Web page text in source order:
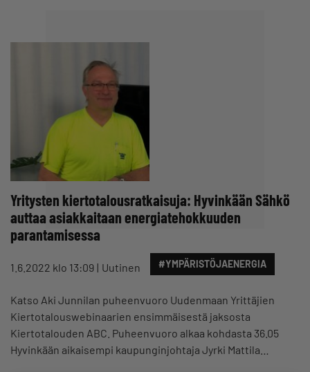
Yritysten kiertotalousratkaisuja: Hyvinkään Sähkö
auttaa asiakkaitaan energiatehokkuuden
parantamisessa
1.6.2022 klo 13:09 Uutinen #YMPÄRISTÖJAENERGIA
Katso Aki Junnilan puheenvuoro Uudenmaan Yrittäjien
Kiertotalouswebinaarien ensimmäisestä jaksosta
Kiertotalouden ABC. Puheenvuoro alkaa kohdasta 36.05
Hyvinkään aikaisempi kaupunginjohtaja Jyrki Mattila…